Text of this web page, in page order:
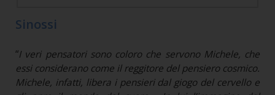
Sinossi
“I veri pensatori sono coloro che servono Michele, che
essi considerano come il reggitore del pensiero cosmico.
Michele, infatti, libera i pensieri dal giogo del cervello e